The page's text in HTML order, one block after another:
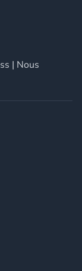
| Nous